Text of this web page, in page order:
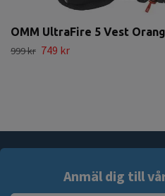
OMM UltraFire 5 Vest
999 kr 749 kr
Anmäl dig till